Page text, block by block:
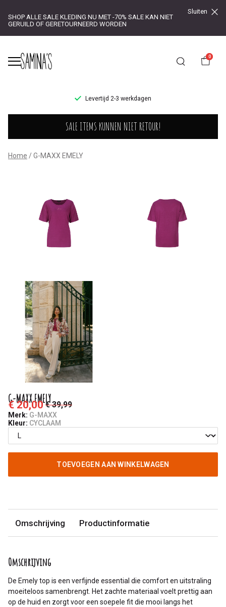
SHOP ALLE SALE KLEDING NU MET -70% SALE KAN NIET
GERUILD OF GERETOURNEERD WORDEN
Sluiten
0
Levertijd 2-3 werkdagen
G-
MAXX
EMELY
Saminas
SALE ITEMS KUNNEN NIET RETOUR!
Home G-MAXX EMELY
G-MAXX EMELY
€ 20,00 € 39,99
Merk: G-MAXX
Kleur: CYCLAAM
TOEVOEGEN AAN WINKELWAGEN
Omschrijving Productinformatie
Omschrijving
De Emely top is een verfijnde essential die comfort en uitstraling
moeiteloos samenbrengt. Het zachte materiaal voelt prettig aan
op de huid en zorgt voor een soepele fit die mooi langs het